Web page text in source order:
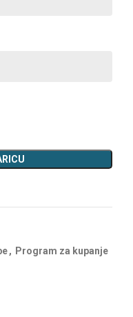
, Program za kupanje